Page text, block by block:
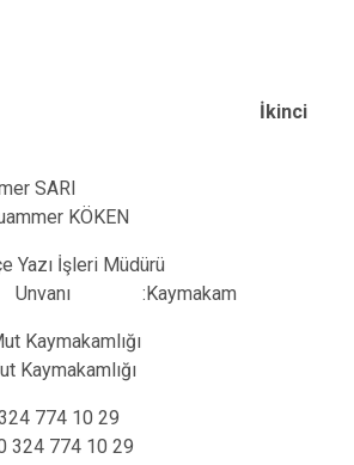
:Ömer SARI
KÖKEN
İşleri Müdürü
Kaymakamlığı
774 10 29
10 29